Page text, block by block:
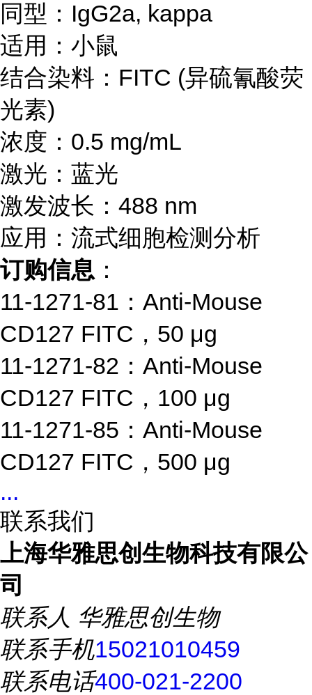
同型：IgG2a, kappa
适用：小鼠
结合染料：FITC (异硫氰酸荧
光素)
浓度：0.5 mg/mL
激光：蓝光
激发波长：488 nm
应用：流式细胞检测分析
订购信息 ：
11-1271-81：Anti-Mouse
CD127 FITC，50 μg
11-1271-82：Anti-Mouse
CD127 FITC，100 μg
11-1271-85：Anti-Mouse
CD127 FITC，500 μg
...
联系我们
上海华雅思创生物科技有限公
司
联系人 华雅思创生物
联系手机15021010459
联系电话400-021-2200